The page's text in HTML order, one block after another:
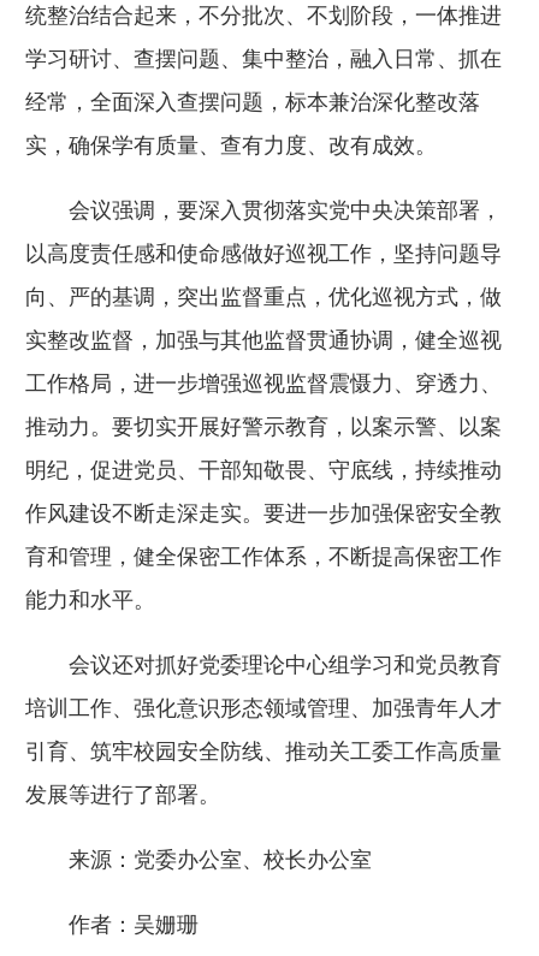
统整治结合起来，不分批次、不划阶段，一体推进
学习研讨、查摆问题、集中整治，融入日常、抓在
经常，全面深入查摆问题，标本兼治深化整改落
实，确保学有质量、查有力度、改有成效。
会议强调，要深入贯彻落实党中央决策部署，
以高度责任感和使命感做好巡视工作，坚持问题导
向、严的基调，突出监督重点，优化巡视方式，做
实整改监督，加强与其他监督贯通协调，健全巡视
工作格局，进一步增强巡视监督震慑力、穿透力、
推动力。要切实开展好警示教育，以案示警、以案
明纪，促进党员、干部知敬畏、守底线，持续推动
作风建设不断走深走实。要进一步加强保密安全教
育和管理，健全保密工作体系，不断提高保密工作
能力和水平。
会议还对抓好党委理论中心组学习和党员教育
培训工作、强化意识形态领域管理、加强青年人才
引育、筑牢校园安全防线、推动关工委工作高质量
发展等进行了部署。
来源：党委办公室、校长办公室
作者：吴姗珊